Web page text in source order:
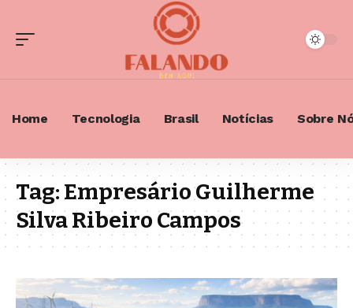
Home Tecnologia Brasil Notícias Sobre
Tag:Empresário Guilherme
Silva Ribeiro Campos